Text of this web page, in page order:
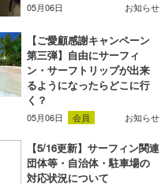
05月06日 お知らせ
【ご愛顧感謝キャンペーン
第三弾】自由にサーフィ
ン・サーフトリップが出来
るようになったらどこに行
く？
05月06日 会員 お知らせ
【5/16更新】サーフィン関連
団体等・自治体・駐車場の
対応状況について